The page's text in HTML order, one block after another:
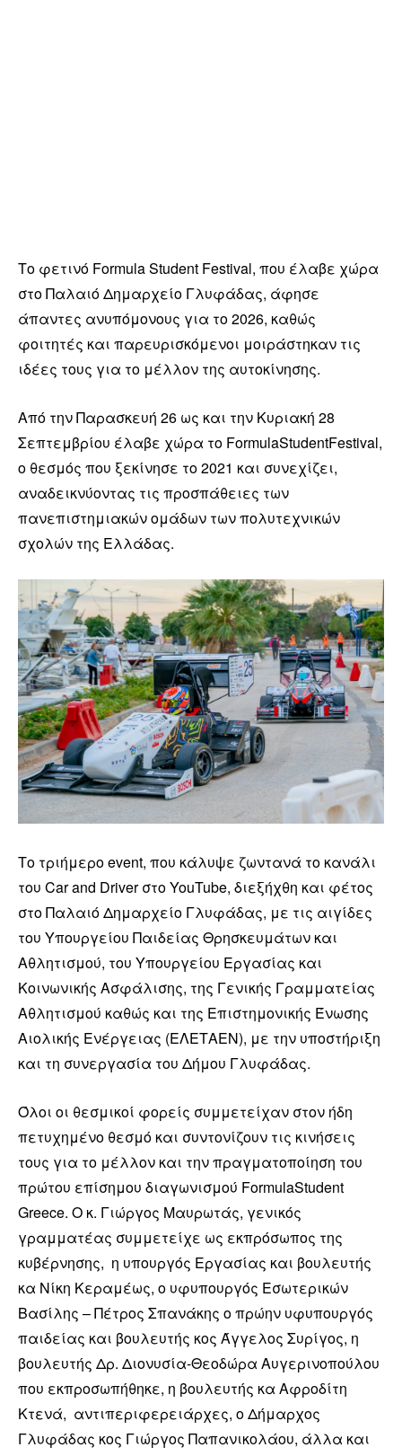
Το φετινό Formula Student Festival, που έλαβε χώρα
στο Παλαιό Δημαρχείο Γλυφάδας, άφησε
άπαντες ανυπόμονους για το 2026, καθώς
φοιτητές και παρευρισκόμενοι μοιράστηκαν τις
ιδέες τους για το μέλλον της αυτοκίνησης.
Από την Παρασκευή 26 ως και την Κυριακή 28
Σεπτεμβρίου έλαβε χώρα το FormulaStudentFestival,
ο θεσμός που ξεκίνησε το 2021 και συνεχίζει,
αναδεικνύοντας τις προσπάθειες των
πανεπιστημιακών ομάδων των πολυτεχνικών
σχολών της Ελλάδας.
Το τριήμερο event, που κάλυψε ζωντανά το κανάλι
του Car and Driver στο YouTube, διεξήχθη και φέτος
στο Παλαιό Δημαρχείο Γλυφάδας, με τις αιγίδες
του Υπουργείου Παιδείας Θρησκευμάτων και
Αθλητισμού, του Υπουργείου Εργασίας και
Κοινωνικής Ασφάλισης, της Γενικής Γραμματείας
Αθλητισμού καθώς και της Επιστημονικής Ένωσης
Αιολικής Ενέργειας (ΕΛΕΤΑΕΝ), με την υποστήριξη
και τη συνεργασία του Δήμου Γλυφάδας.
Όλοι οι θεσμικοί φορείς συμμετείχαν στον ήδη
πετυχημένο θεσμό και συντονίζουν τις κινήσεις
τους για το μέλλον και την πραγματοποίηση του
πρώτου επίσημου διαγωνισμού FormulaStudent
Greece. Ο κ. Γιώργος Μαυρωτάς, γενικός
γραμματέας συμμετείχε ως εκπρόσωπος της
κυβέρνησης, η υπουργός Εργασίας και βουλευτής
κα Νίκη Κεραμέως, ο υφυπουργός Εσωτερικών
Βασίλης – Πέτρος Σπανάκης ο πρώην υφυπουργός
παιδείας και βουλευτής κος Άγγελος Συρίγος, η
βουλευτής Δρ. Διονυσία-Θεοδώρα Αυγερινοπούλου
που εκπροσωπήθηκε, η βουλευτής κα Αφροδίτη
Κτενά, αντιπεριφερειάρχες, ο Δήμαρχος
Γλυφάδας κος Γιώργος Παπανικολάου, άλλα και